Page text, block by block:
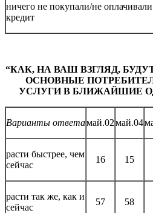
ничего не покупали/не
кредит
“КАК, НА ВАШ ВЗГЛЯД,
ОСНОВНЫЕ
УСЛУГИ В БЛИЖАЙШИЕ
Варианты ответамай.02май.04
расти быстрее, чем
сейчас
16 15
расти так же, как и
сейчас
57 58